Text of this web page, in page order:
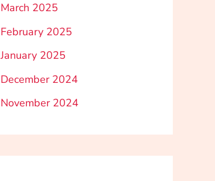
March 2025
February 2025
January 2025
December 2024
November 2024